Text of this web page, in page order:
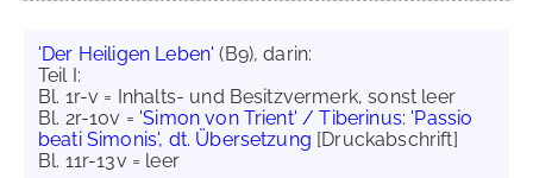
'Der Heiligen Leben' (B9), darin:
Teil I:
Bl. 1r-v = Inhalts- und Besitzvermerk, sonst leer
Bl. 2r-10v = 'Simon von Trient' / Tiberinus: 'Passio
beati Simonis', dt. Übersetzung [Druckabschrift]
Bl. 11r-13v = leer